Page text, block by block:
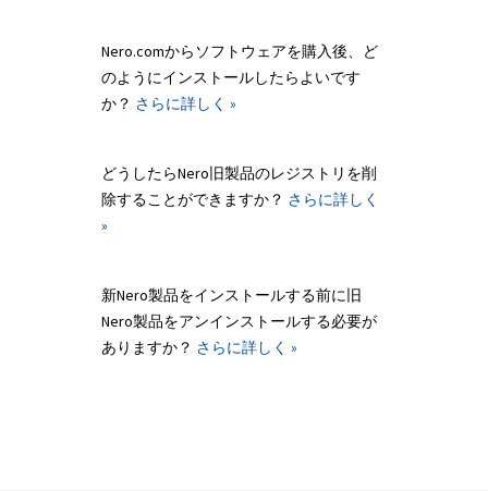
Nero.comからソフトウェアを購入後、ど
のようにインストールしたらよいです
か？ さらに詳しく »
どうしたらNero旧製品のレジストリを削
除することができますか？ さらに詳しく
»
新Nero製品をインストールする前に旧
Nero製品をアンインストールする必要が
ありますか？ さらに詳しく »